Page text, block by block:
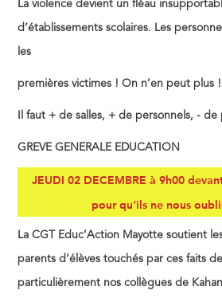
La violence devient un fléau
d’établissements scolaires. Les
les
premières victimes ! On n’en peut plus
Il faut + de salles, + de personnels, -
GREVE GENERALE EDUCATION
JEUDI 02 DECEMBRE à 9h00
pourqu’ils ne nous
La CGT Educ’Action Mayotte soutient
parents d’élèves touchés par ces faits
particulièrement nos collègues de